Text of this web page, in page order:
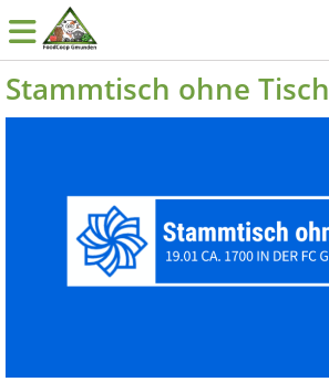
Stammtisch ohne Tisch